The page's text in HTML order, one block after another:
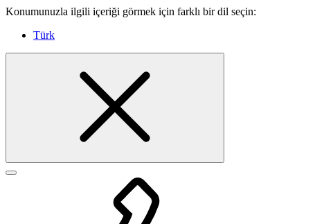
Konumunuzla ilgili içeriği görmek için farklı bir dil seçin:
Türk